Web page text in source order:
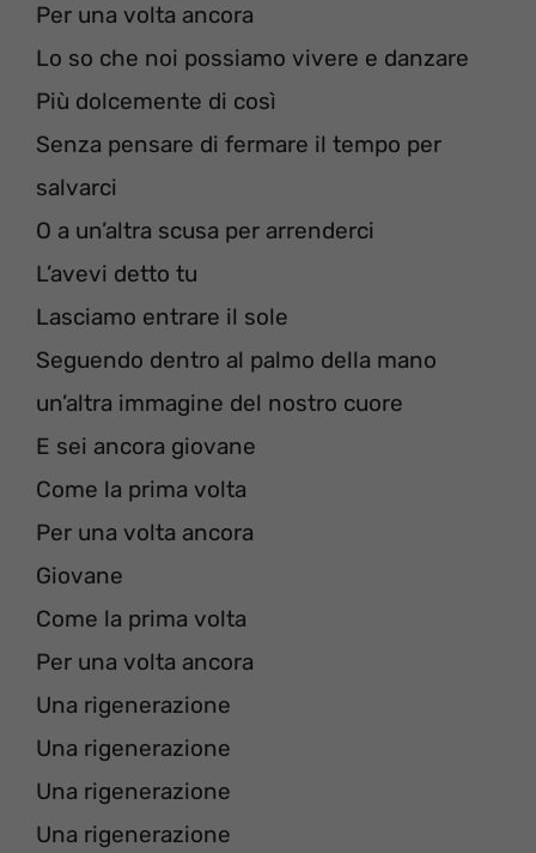
Per una volta ancora
Lo so che noi possiamo vivere e danzare
Più dolcemente di così
Senza pensare di fermare il tempo per
salvarci
O a un’altra scusa per arrenderci
L’avevi detto tu
Lasciamo entrare il sole
Seguendo dentro al palmo della mano
un’altra immagine del nostro cuore
E sei ancora giovane
Come la prima volta
Per una volta ancora
Giovane
Come la prima volta
Per una volta ancora
Una rigenerazione
Una rigenerazione
Una rigenerazione
Una rigenerazione